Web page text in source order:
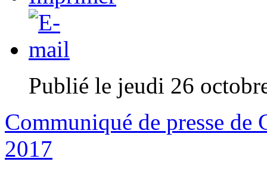
Publié le jeudi 26
Communiqué de presse
2017